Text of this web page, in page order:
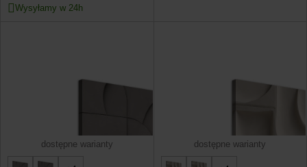
Wysyłamy w 24h
dostępne warianty dostępne warianty